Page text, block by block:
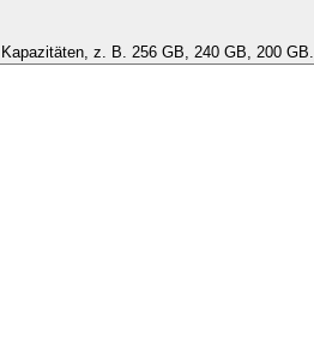
Wählen Sie die Kapazität des Geräts aus. Eine "DensityClass" umfasst ähnliche Kapazitäten, z. B. 256 GB, 240 GB, 200 GB.